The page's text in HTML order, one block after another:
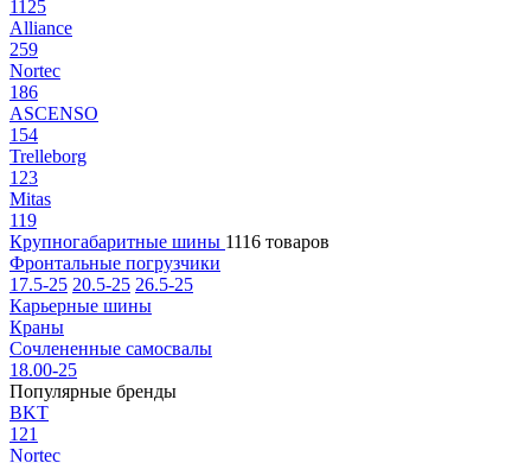
1125
Alliance
259
Nortec
186
ASCENSO
154
Trelleborg
123
Mitas
119
Крупногабаритные шины 1116 товаров
Фронтальные погрузчики
17.5-25 20.5-25 26.5-25
Карьерные шины
Краны
Сочлененные самосвалы
18.00-25
Популярные бренды
BKT
121
Nortec